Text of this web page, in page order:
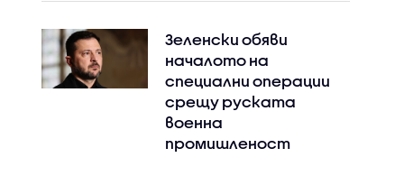
Зеленски обяви
началото на
специални операции
срещу руската
военна
промишленост